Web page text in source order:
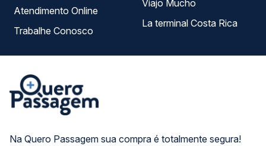
Na Quero Passagem sua compra é totalmente segura!
Atendimento Online
Trabalhe Conosco
Viajo Mucho
La terminal Costa Rica